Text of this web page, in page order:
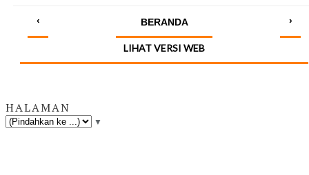
‹ ›
BERANDA
LIHAT VERSI WEB
HALAMAN
▼